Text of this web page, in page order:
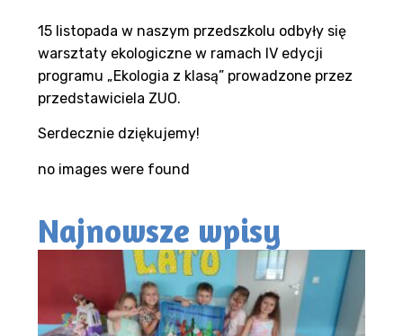
15 listopada w naszym przedszkolu odbyły się
warsztaty ekologiczne w ramach IV edycji
programu „Ekologia z klasą” prowadzone przez
przedstawiciela ZUO.
Serdecznie dziękujemy!
no images were found
Najnowsze wpisy